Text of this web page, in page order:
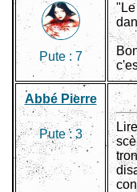
Pute : 7
"Le
Abbé Pierre
Pute :3